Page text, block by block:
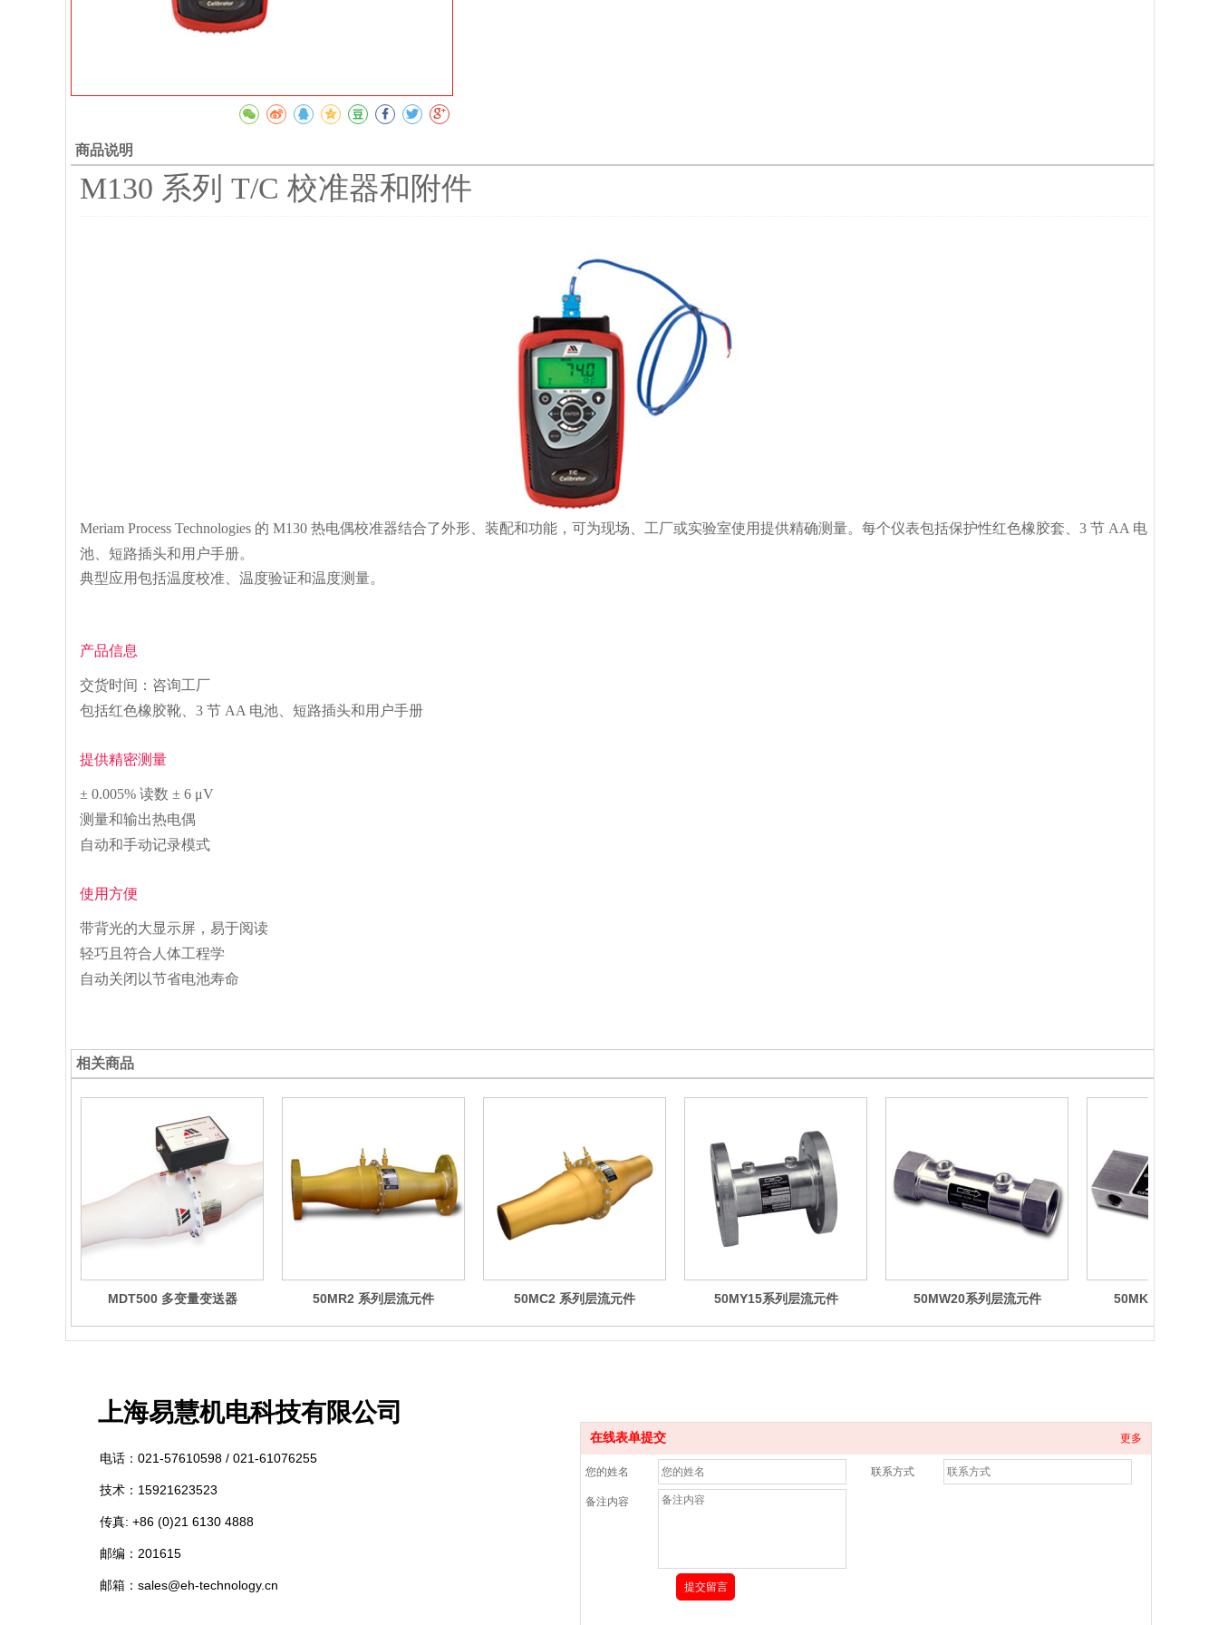
商品说明
M130 系列 T/C 校准器和附件
Meriam Process Technologies 的 M130 热电偶校准器结合了外形、装配和功能，可为现场、工厂或实验室使用提供精确测量。 每个仪表包括保护性红色橡胶套、3 节 AA 电
池、短路插头和用户手册。
典型应用包括温度校准、温度验证和温度测量。
产品信息
交货时间：咨询工厂
包括红色橡胶靴、3 节 AA 电池、短路插头和用户手册
提供精密测量
± 0.005% 读数 ± 6 μV
测量和输出热电偶
自动和手动记录模式
使用方便
带背光的大显示屏，易于阅读
轻巧且符合人体工程学
自动关闭以节省电池寿命
相关商品
MDT500 多变量变送器 50MR2 系列层流元件 50MC2 系列层流元件 50MY15系列层流元件 50MW20系列层流元件 50MK10 系列层
在线表单提交 更多
您的姓名 联系方式
备注内容
电话： 021-57610598 / 021-61076255
技术：15921623523
传真: +86 (0)21 6130 4888
邮编：201615
邮箱：sales@eh-technology.cn
上海易慧机电科技有限公司